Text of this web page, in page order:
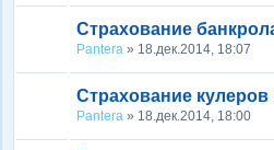
Страхование
Pantera » 18.дек.2014, 18:07
Страхование
Pantera » 18.дек.2014, 18:00